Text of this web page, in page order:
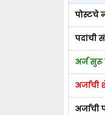
पोस्टचे
पदांची
अर्ज सुरू
अर्जाची
अर्जाची